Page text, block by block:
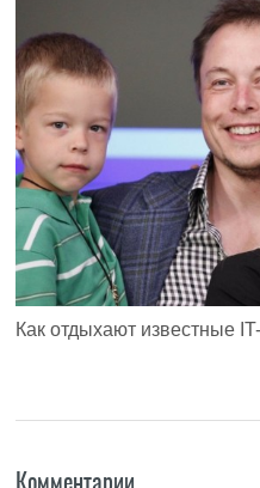
Как отдыхают известные
Комментарии